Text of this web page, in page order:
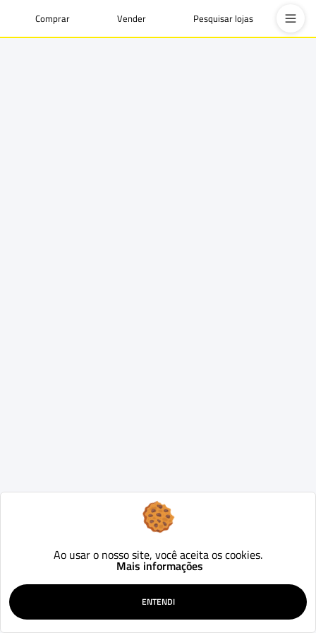
Comprar Vender Pesquisar lojas
Ao usar o nosso site, você aceita os cookies.
Mais informações
ENTENDI